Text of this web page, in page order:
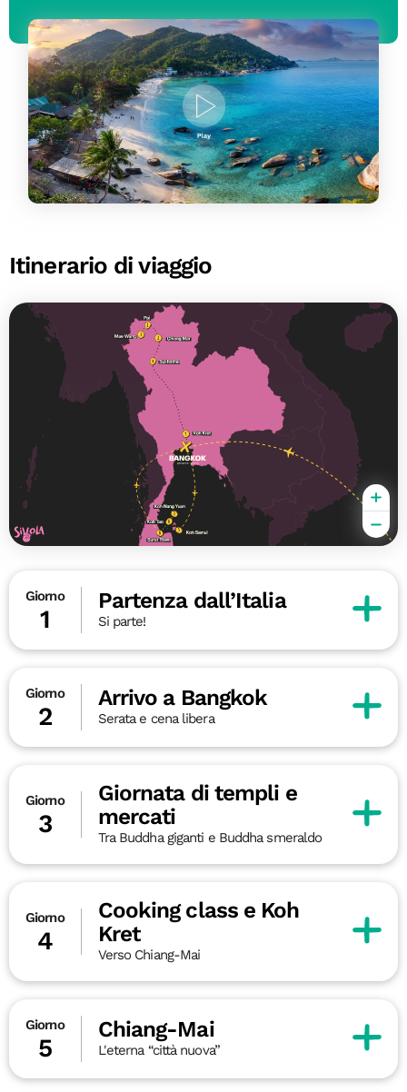
Itinerario di viaggio
Giorno
1
Partenza dall’Italia
Si parte!
Giorno
2
Arrivo a Bangkok
Serata e cena libera
Giorno
3
Giornata di templi e
mercati
Tra Buddha giganti e Buddha smeraldo
Giorno
4
Cooking class e Koh
Kret
Verso Chiang-Mai
Giorno
5
Chiang-Mai
L'eterna “città nuova”